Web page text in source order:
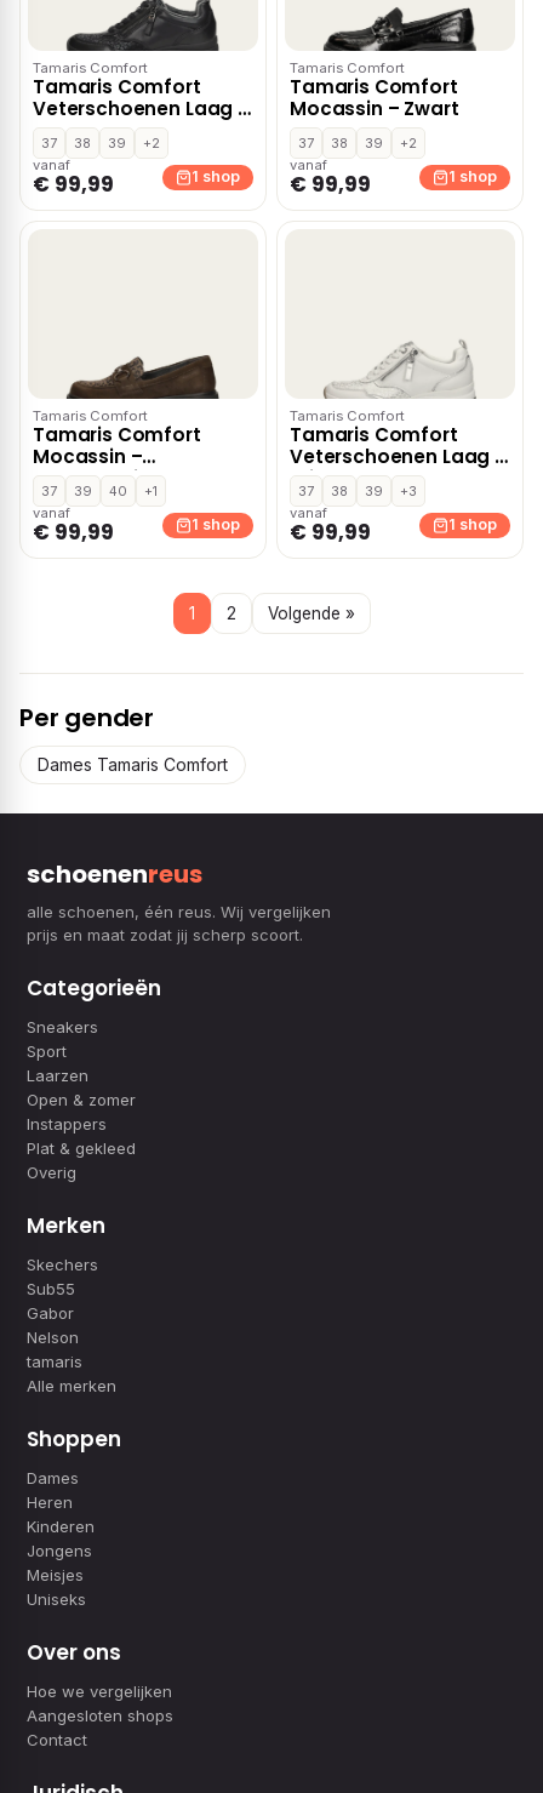
Tamaris Comfort
Tamaris Comfort
Veterschoenen Laag –
Zwart
37 38 39
+2
vanaf
€ 99,99 1 shop
Tamaris Comfort
Tamaris Comfort
Mocassin – Zwart
37 38 39
+2
vanaf
€ 99,99 1 shop
Tamaris Comfort
Tamaris Comfort
Mocassin –
Donkerbruin
37 39 40
+1
vanaf
€ 99,99 1 shop
Tamaris Comfort
Tamaris Comfort
Veterschoenen Laag –
Wit
37 38 39
+3
vanaf
€ 99,99 1 shop
1 2 Volgende »
Per gender
Dames Tamaris Comfort
schoenenreus
alle schoenen, één reus. Wij vergelijken
prijs en maat zodat jij scherp scoort.
Categorieën
Sneakers
Sport
Laarzen
Open & zomer
Instappers
Plat & gekleed
Overig
Merken
Skechers
Sub55
Gabor
Nelson
tamaris
Alle merken
Shoppen
Dames
Heren
Kinderen
Jongens
Meisjes
Uniseks
Over ons
Hoe we vergelijken
Aangesloten shops
Contact